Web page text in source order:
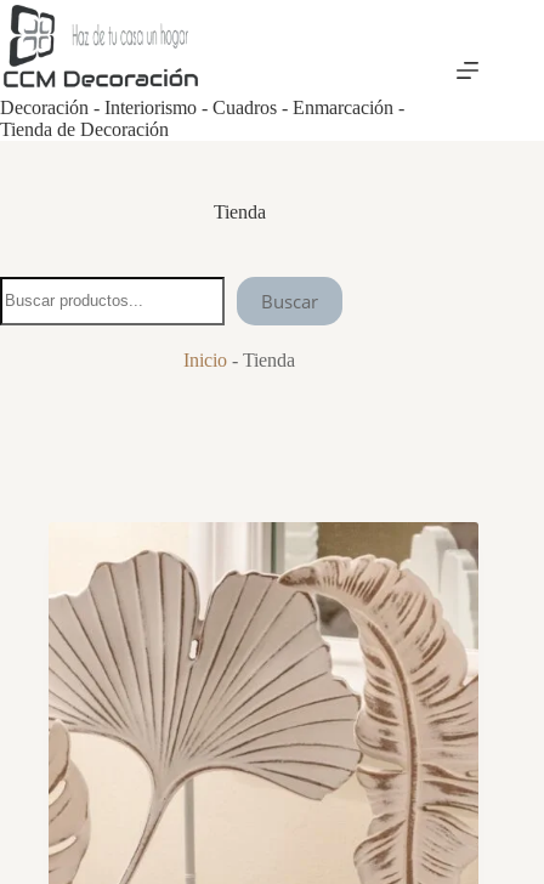
Saltar
al
contenido
Decoración - Interiorismo - Cuadros - Enmarcación -
Tienda de Decoración
Tienda
Buscar
Inicio -Tienda